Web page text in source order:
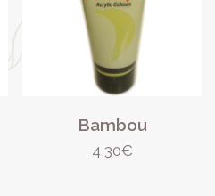
Bambou
4,30€